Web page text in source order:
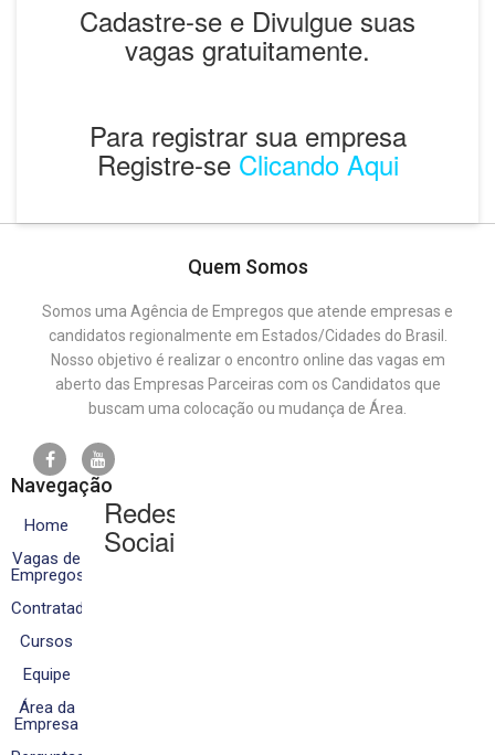
Cadastre-se e Divulgue suas
vagas gratuitamente.
Para registrar sua empresa
Registre-se Clicando Aqui
Quem Somos
Somos uma Agência de Empregos que atende empresas e
candidatos regionalmente em Estados/Cidades do Brasil.
Nosso objetivo é realizar o encontro online das vagas em
aberto das Empresas Parceiras com os Candidatos que
buscam uma colocação ou mudança de Área.
Navegação
Home
Vagas de
Empregos
Contratados
Cursos
Equipe
Área da
Empresa
Redes
Sociais